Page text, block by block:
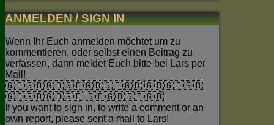
ANMELDEN / SIGN IN
Wenn Ihr Euch anmelden möchtet um zu
kommentieren, oder selbst einen Beitrag zu
verfassen, dann meldet Euch bitte bei Lars per
Mail!
🇬🇧🇬🇧🇬🇧🇬🇧🇬🇧🇬🇧🇬🇧 🇬🇧🇬🇧🇬🇧
🇬🇧🇬🇧🇬🇧🇬🇧 🇬🇧🇬🇧🇬🇧🇬🇧
If you want to sign in, to write a comment or an
own report, please sent a mail to Lars!